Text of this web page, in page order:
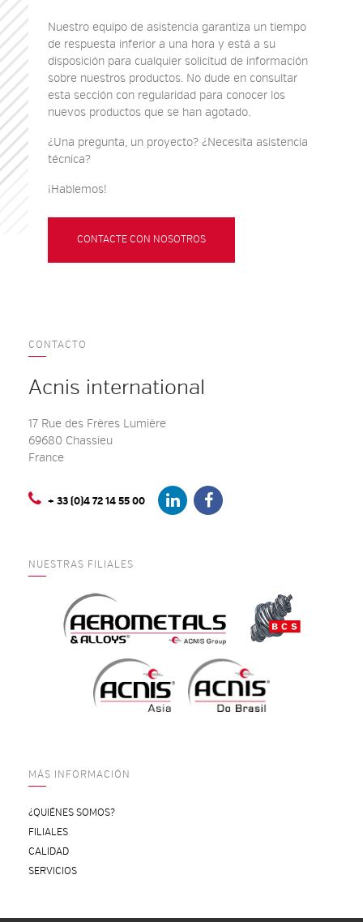
Nuestro equipo de asistencia garantiza un tiempo
de respuesta inferior a una hora y está a su
disposición para cualquier solicitud de información
sobre nuestros productos. No dude en consultar
esta sección con regularidad para conocer los
nuevos productos que se han agotado.
¿Una pregunta, un proyecto? ¿Necesita asistencia
técnica?
¡Hablemos!
CONTACTE CON NOSOTROS
CONTACTO
Acnis international
17 Rue des Frères Lumière
69680 Chassieu
France
+ 33 (0)4 72 14 55 00
NUESTRAS FILIALES
MÁS INFORMACIÓN
¿QUIÉNES SOMOS?
FILIALES
CALIDAD
SERVICIOS